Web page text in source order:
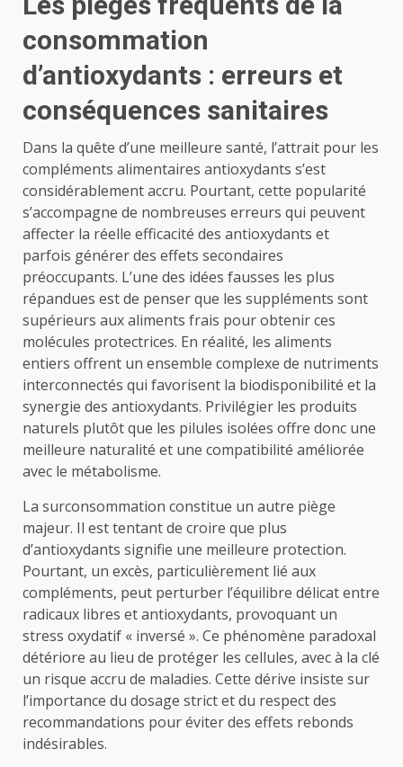
consommation
d’antioxydants : erreurs et
conséquences sanitaires
Dans la quête d’une meilleure santé, l’attrait pour les
compléments alimentaires antioxydants s’est
considérablement accru. Pourtant, cette popularité
s’accompagne de nombreuses erreurs qui peuvent
affecter la réelle efficacité des antioxydants et
parfois générer des effets secondaires
préoccupants. L’une des idées fausses les plus
répandues est de penser que les suppléments sont
supérieurs aux aliments frais pour obtenir ces
molécules protectrices. En réalité, les aliments
entiers offrent un ensemble complexe de nutriments
interconnectés qui favorisent la biodisponibilité et la
synergie des antioxydants. Privilégier les produits
naturels plutôt que les pilules isolées offre donc une
meilleure naturalité et une compatibilité améliorée
avec le métabolisme.
La surconsommation constitue un autre piège
majeur. Il est tentant de croire que plus
d’antioxydants signifie une meilleure protection.
Pourtant, un excès, particulièrement lié aux
compléments, peut perturber l’équilibre délicat entre
radicaux libres et antioxydants, provoquant un
stress oxydatif « inversé ». Ce phénomène paradoxal
détériore au lieu de protéger les cellules, avec à la clé
un risque accru de maladies. Cette dérive insiste sur
l’importance du dosage strict et du respect des
recommandations pour éviter des effets rebonds
indésirables.